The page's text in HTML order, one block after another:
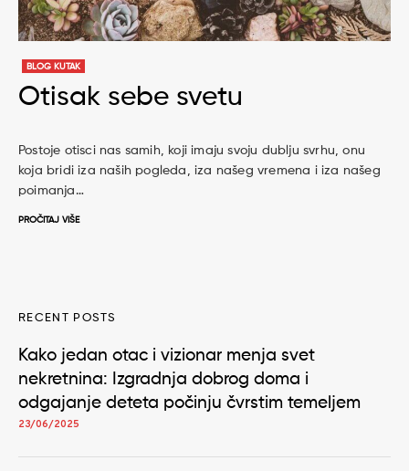
BLOG KUTAK
Otisak sebe svetu
Postoje otisci nas samih, koji imaju svoju dublju svrhu, onu
koja bridi iza naših pogleda, iza našeg vremena i iza našeg
poimanja…
PROČITAJ VIŠE
RECENT POSTS
Kako jedan otac i vizionar menja svet
nekretnina: Izgradnja dobrog doma i
odgajanje deteta počinju čvrstim temeljem
23/06/2025